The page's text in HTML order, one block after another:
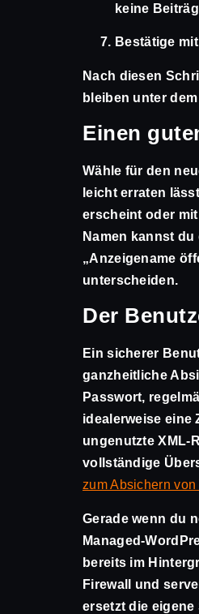
keine
Bestätige mit
Nach diesen
bleiben unter
Einen
Wähle für den
leicht erraten
erscheint oder
Namen kannst
„Anzeigename
unterscheiden.
Der
Ein sicherer
ganzheitliche
Passwort,
idealerweise eine
ungenutzte XML-
vollständige
zum Absichern
Gerade wenn du
Managed-
bereits im
Firewall und
ersetzt die